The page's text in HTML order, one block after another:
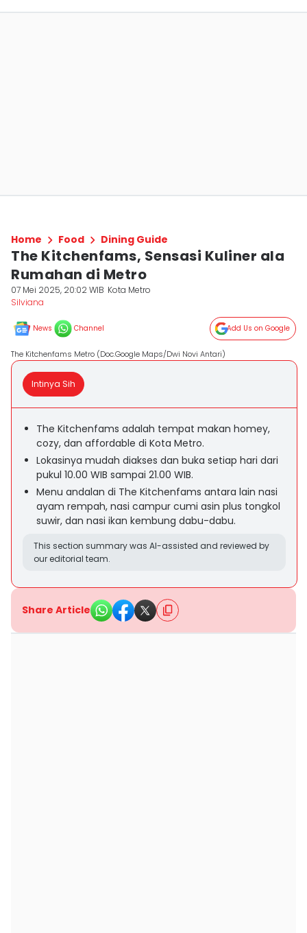
Home Food Dining Guide
The Kitchenfams, Sensasi Kuliner ala
Rumahan di Metro
07 Mei 2025, 20:02 WIB Kota Metro
Silviana
News Channel Add Us on Google
The Kitchenfams Metro (Doc.Google Maps/Dwi Novi Antari)
Intinya Sih
The Kitchenfams adalah tempat makan homey,
cozy, dan affordable di Kota Metro.
Lokasinya mudah diakses dan buka setiap hari dari
pukul 10.00 WIB sampai 21.00 WIB.
Menu andalan di The Kitchenfams antara lain nasi
ayam rempah, nasi campur cumi asin plus tongkol
suwir, dan nasi ikan kembung dabu-dabu.
This section summary was AI-assisted and reviewed by
our editorial team.
Share Article